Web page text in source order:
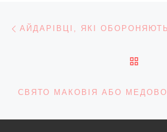
Навігація записів
СВЯТО МАКОВІЯ АБО